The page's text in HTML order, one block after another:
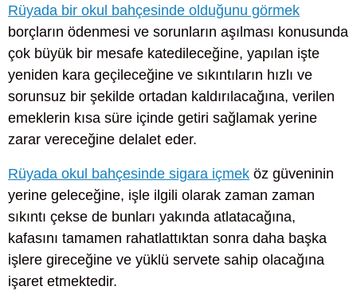
Rüyada bir okul bahçesinde olduğunu görmek
borçların ödenmesi ve sorunların aşılması konusunda
çok büyük bir mesafe katedileceğine, yapılan işte
yeniden kara geçileceğine ve sıkıntıların hızlı ve
sorunsuz bir şekilde ortadan kaldırılacağına, verilen
emeklerin kısa süre içinde getiri sağlamak yerine
zarar vereceğine delalet eder.
Rüyada okul bahçesinde sigara içmek öz güveninin
yerine geleceğine, işle ilgili olarak zaman zaman
sıkıntı çekse de bunları yakında atlatacağına,
kafasını tamamen rahatlattıktan sonra daha başka
işlere gireceğine ve yüklü servete sahip olacağına
işaret etmektedir.